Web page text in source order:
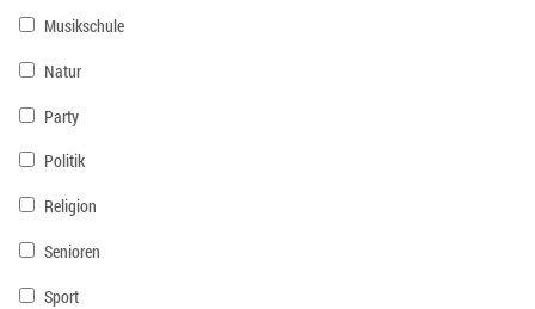
Musikschule
Natur
Party
Politik
Religion
Senioren
Sport